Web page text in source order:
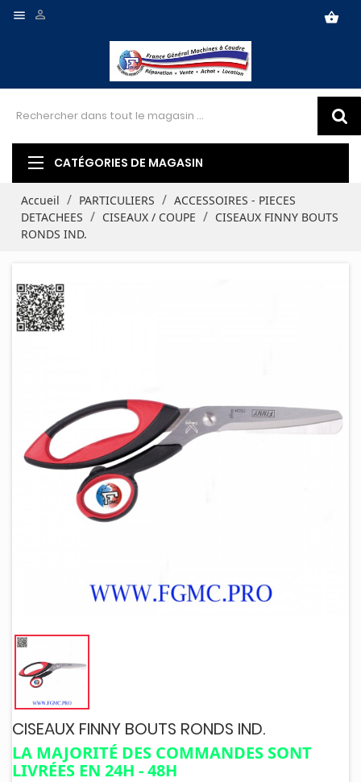
 shopping_basket

CATÉGORIES DE MAGASIN
Accueil PARTICULIERS
ACCESSOIRES - PIECES
DETACHEES
CISEAUX / COUPE
CISEAUX FINNY BOUTS
RONDS IND.
CISEAUX FINNY BOUTS RONDS IND.
LA MAJORITÉ DES COMMANDES SONT
LIVRÉES EN 24H - 48H